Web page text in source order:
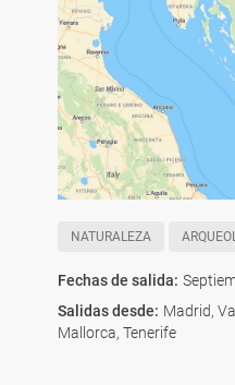
NATURALEZA
Fechas de salida:
Salidas desde: Madrid,
Mallorca, Tenerife